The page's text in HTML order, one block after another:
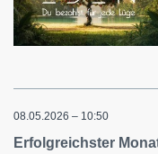
08.05.2026 – 10:50
Erfolgreichster